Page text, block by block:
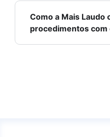
Como a Mais Laudo
procedimentos com